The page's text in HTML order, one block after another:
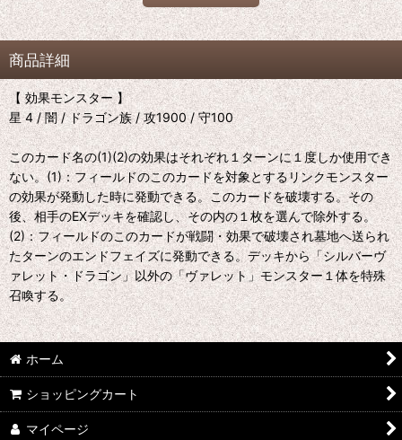
商品詳細
【 効果モンスター 】
星 4 / 闇 / ドラゴン族 / 攻1900 / 守100
このカード名の(1)(2)の効果はそれぞれ１ターンに１度しか使用でき
ない。(1)：フィールドのこのカードを対象とするリンクモンスター
の効果が発動した時に発動できる。このカードを破壊する。その
後、相手のEXデッキを確認し、その内の１枚を選んで除外する。
(2)：フィールドのこのカードが戦闘・効果で破壊され墓地へ送られ
たターンのエンドフェイズに発動できる。デッキから「シルバーヴ
ァレット・ドラゴン」以外の「ヴァレット」モンスター１体を特殊
召喚する。
ホーム
ショッピングカート
マイページ